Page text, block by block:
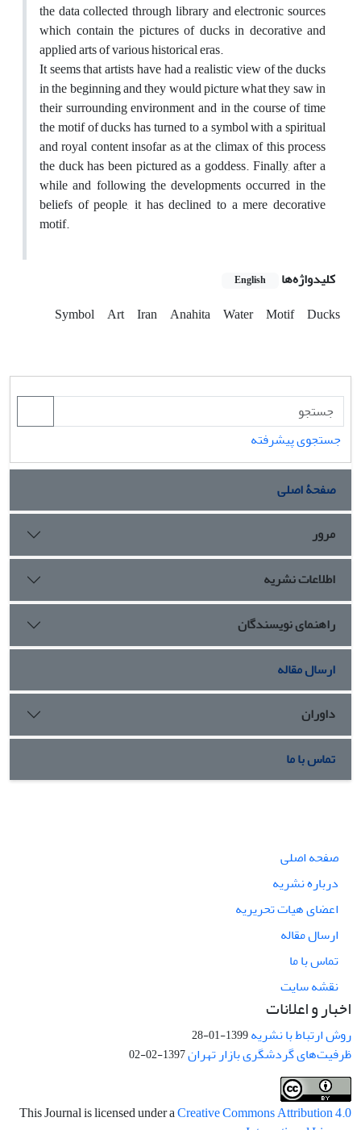
the data collected through library and electronic sources
which contain the pictures of ducks in decorative and
applied arts of various historical eras.
It seems that artists have had a realistic view of the ducks
in the beginning and they would picture what they saw in
their surrounding environment and in the course of time
the motif of ducks has turned to a symbol with a spiritual
and royal content insofar as at the climax of this process
the duck has been pictured as a goddess. Finally, after a
while and following the developments occurred in the
beliefs of people, it has declined to a mere decorative
motif.
کلیدواژه‌ها English
Symbol Art Iran Anahita Water Motif Ducks
جستجوی پیشرفته
صفحۀ اصلی
مرور
اطلاعات نشریه
راهنمای نویسندگان
ارسال مقاله
داوران
تماس با ما
صفحه اصلی
درباره نشریه
اعضای هیات تحریریه
ارسال مقاله
تماس با ما
نقشه سایت
اخبار و اعلانات
روش ارتباط با نشریه1399-01-28
ظرفیت‌های گردشگری بازار تهران1397-02-02
This Journal is licensed under aCreative Commons Attribution 4.0